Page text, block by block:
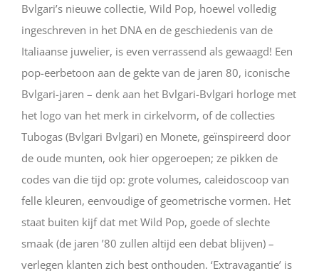
Bvlgari’s nieuwe collectie, Wild Pop, hoewel volledig
ingeschreven in het DNA en de geschiedenis van de
Italiaanse juwelier, is even verrassend als gewaagd! Een
pop-eerbetoon aan de gekte van de jaren 80, iconische
Bvlgari-jaren – denk aan het Bvlgari-Bvlgari horloge met
het logo van het merk in cirkelvorm, of de collecties
Tubogas (Bvlgari Bvlgari) en Monete, geïnspireerd door
de oude munten, ook hier opgeroepen; ze pikken de
codes van die tijd op: grote volumes, caleidoscoop van
felle kleuren, eenvoudige of geometrische vormen. Het
staat buiten kijf dat met Wild Pop, goede of slechte
smaak (de jaren ’80 zullen altijd een debat blijven) –
verlegen klanten zich best onthouden. ‘Extravagantie’ is